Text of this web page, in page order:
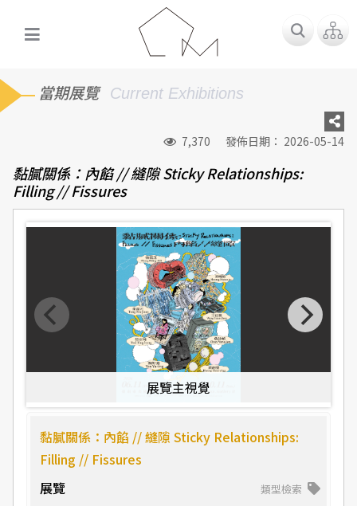
當期展覽 Current Exhibitions
7,370 發佈日期： 2026-05-14
黏膩關係：內餡 // 縫隙 Sticky Relationships:
Filling // Fissures
展覽主視覺
黏膩關係：內餡 // 縫隙 Sticky Relationships:
Filling // Fissures
展覽
類型檢索